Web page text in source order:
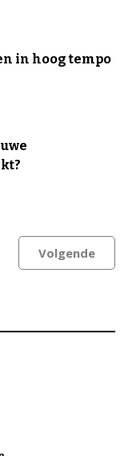
in hoog tempo
Volgende